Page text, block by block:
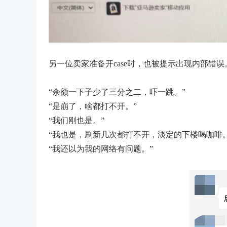
另一位卖家准备开case时，也被提示出现内部错误
“余额一下子少了三分之二，吓一跳。”
“是崩了，啥都打不开。”
“我们刚也是。”
“我也是，刷新几次都打不开，淡定的下楼喝咖啡
“我还以为我的网络有问题。”